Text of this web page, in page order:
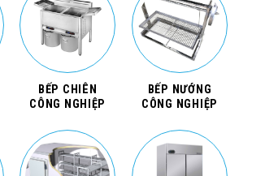
BẾP CHIÊN
CÔNG NGHIỆP
BẾP NƯỚNG
CÔNG NGHIỆP